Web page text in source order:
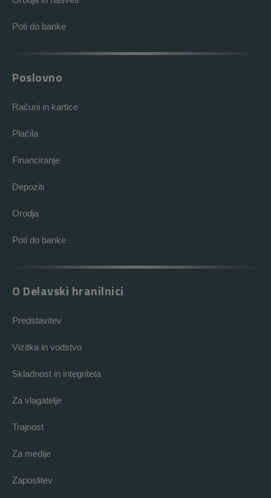
Poti do banke
Poslovno
Računi in kartice
Plačila
Financiranje
Depoziti
Orodja
Poti do banke
O Delavski hranilnici
Predstavitev
Vizitka in vodstvo
Skladnost in integriteta
Za vlagatelje
Trajnost
Za medije
Zaposlitev